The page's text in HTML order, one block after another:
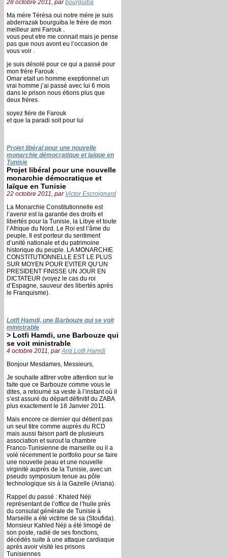
28 octobre 2011, parbourguiba
Ma mére Térésa oui notre mére je suis
abderrazak bourguiba le frére de mon
meilleur ami Farouk .
vous peut etre me connait mais je pense
pas que nous avont eu l’occasion de
vous voir .
je suis désolé pour ce qui a passé pour
mon frére Farouk .
Omar etait un homme exeptionnel un
vrai homme j’ai passé avec lui 6 mois
dans le prison nous étions plus que
deux fréres.
soyez fiére de Farouk
et que la paradi soit pour lui
Projet libéral pour une nouvelle
monarchie démocratique et laïque en
Tunisie
Projet libéral pour une nouvelle
monarchie démocratique et
laïque en Tunisie
22 octobre 2011, par Victor Escroignard
La Monarchie Constitutionnelle est
l’avenir est la garantie des droits et
libertés pour la Tunisie, la Libye et toute
l’Afrique du Nord. Le Roi est l’âme du
peuple, Il est porteur du sentiment
d’unité nationale et du patrimoine
historique du peuple. LA MONARCHIE
CONSTITUTIONNELLE EST LE PLUS
SUR MOYEN POUR EVITER QU’UN
PRESIDENT FINISSE UN JOUR EN
DICTATEUR (voyez le cas du roi
d’Espagne, sauveur des libertés après
le Franquisme).
Lotfi Hamdi, une Barbouze qui se voit
ministrable
> Lotfi Hamdi, une Barbouze qui
se voit ministrable
4 octobre 2011, parAnti Lotfi Hamdi
Bonjour Mesdames, Messieurs,
Je souhaite attirer votre attention sur le
faite que ce Barbouze comme vous le
dites, a retourné sa veste à l’instant où il
s’est assuré du départ définitif du ZABA
plus exactement le 18 Janvier 2011.
Mais encore ce dernier qui détient pas
un seul titre comme auprès du RCD
mais aussi faison parti de plusieurs
association et surout la chambre
Franco-Tunisienne de marseille ou il a
volé récemment le portfolio pour se faire
une nouvelle peau et une nouvelle
virginité auprès de la Tunisie, avec un
pseudo symposium tenue au pôle
technologique sis à la Gazelle (Ariana).
Rappel du passé : Khaled Néji
représentant de l’office de l’huile près
du consulat générale de Tunisie à
Marseille a été victime de sa (Stoufida).
Monsieur Kahled Néji a été limogé de
son poste, radié de ses fonctions,
décédés suite à une attaque cardiaque
après avoir visité les prisons
Tunisiennes